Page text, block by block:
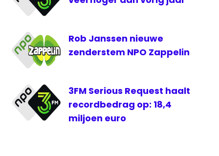
Rob Janssen nieuwe
zenderstem NPO Zappelin
3FM Serious Request haalt
recordbedrag op: 18,4
miljoen euro